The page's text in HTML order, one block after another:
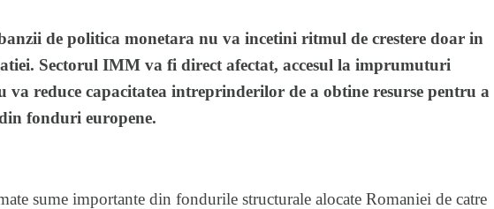
de politica monetara nu va incetini ritmul de crestere doar in
Sectorul IMM va fi direct afectat, accesul la imprumuturi
va reduce capacitatea intreprinderilor de a obtine resurse pentru a
fonduri europene.
sume importante din fondurile structurale alocate Romaniei de catre